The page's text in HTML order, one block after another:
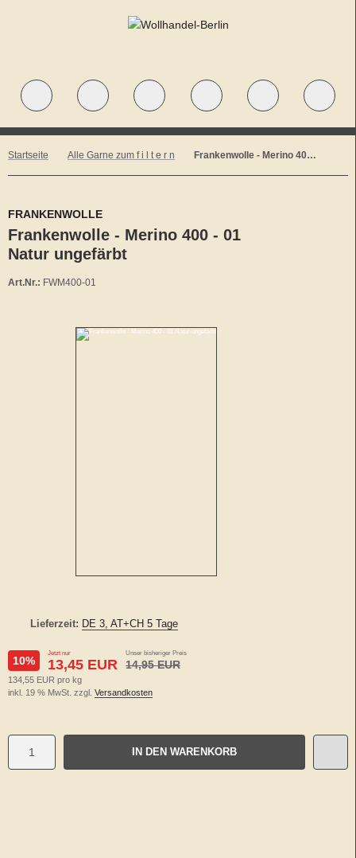
Startseite Alle Garne zum f i l t e r n Frankenwolle - Merino 400 - 01 Natur ungefärbt
FRANKENWOLLE
Frankenwolle - Merino 400 - 01
Natur ungefärbt
Art.Nr.: FWM400-01
Lieferzeit: DE 3, AT+CH 5 Tage
Jetzt nur
13,45 EUR
Unser bisheriger Preis
14,95 EUR
10%
134,55 EUR pro kg
inkl. 19 % MwSt. zzgl. Versandkosten
IN DEN WARENKORB